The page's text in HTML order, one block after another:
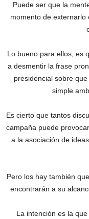
Puede ser que la
momento de externarlo
Lo bueno para ellos, es
a desmentir la frase
presidencial sobre
simple
Es cierto que tantos
campaña puede
a la asociación de
Pero los hay también
encontrarán a su
La intención es la